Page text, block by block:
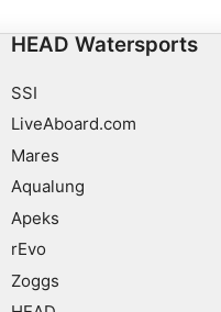
HEAD Watersports
SSI
LiveAboard.com
Mares
Aqualung
Apeks
rEvo
Zoggs